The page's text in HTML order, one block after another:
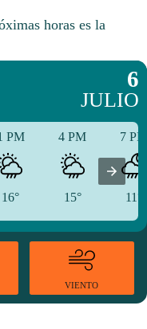
horas es la
6
JULIO
PM
16°
4 PM
15°
7
11°
VIENTO